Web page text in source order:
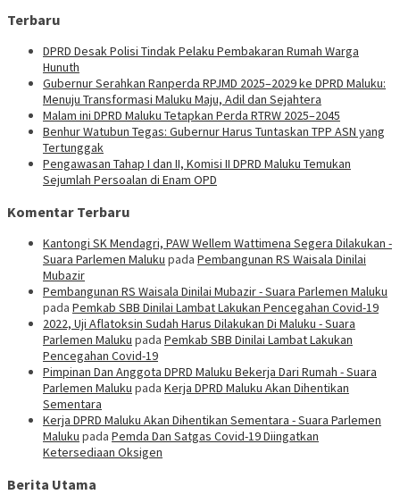
Terbaru
DPRD Desak Polisi Tindak Pelaku Pembakaran Rumah Warga
Hunuth
Gubernur Serahkan Ranperda RPJMD 2025–2029 ke DPRD Maluku:
Menuju Transformasi Maluku Maju, Adil dan Sejahtera
Malam ini DPRD Maluku Tetapkan Perda RTRW 2025–2045
Benhur Watubun Tegas: Gubernur Harus Tuntaskan TPP ASN yang
Tertunggak
Pengawasan Tahap I dan II, Komisi II DPRD Maluku Temukan
Sejumlah Persoalan di Enam OPD
Komentar Terbaru
Kantongi SK Mendagri, PAW Wellem Wattimena Segera Dilakukan -
Suara Parlemen Maluku pada Pembangunan RS Waisala Dinilai
Mubazir
Pembangunan RS Waisala Dinilai Mubazir - Suara Parlemen Maluku
pada Pemkab SBB Dinilai Lambat Lakukan Pencegahan Covid-19
2022, Uji Aflatoksin Sudah Harus Dilakukan Di Maluku - Suara
Parlemen Maluku pada Pemkab SBB Dinilai Lambat Lakukan
Pencegahan Covid-19
Pimpinan Dan Anggota DPRD Maluku Bekerja Dari Rumah - Suara
Parlemen Maluku pada Kerja DPRD Maluku Akan Dihentikan
Sementara
Kerja DPRD Maluku Akan Dihentikan Sementara - Suara Parlemen
Maluku pada Pemda Dan Satgas Covid-19 Diingatkan
Ketersediaan Oksigen
Berita Utama